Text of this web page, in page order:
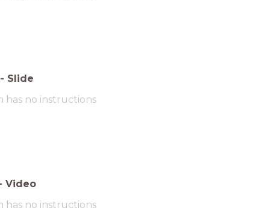
- Slide
has no instructions
Video
has no instructions